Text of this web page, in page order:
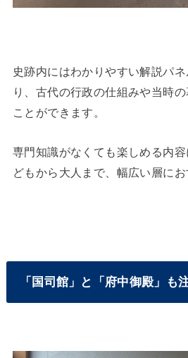
史跡内にはわかりやすい解説パ
り、古代の行政の仕組みや当時
ことができます。
専門知識がなくても楽しめる内
どもから大人まで、幅広い層にお
「国司館」と「府中御殿」も